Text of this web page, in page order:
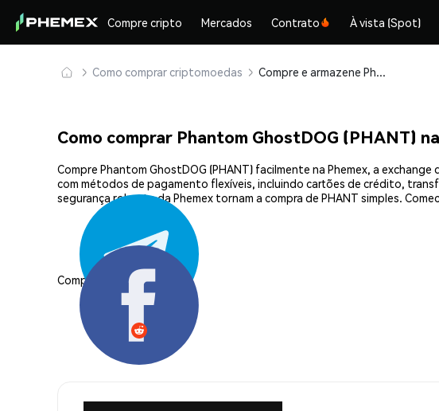
Compre cripto Mercados Contrato À vista (Spot)
Como comprar criptomoedas Compre e armazene Phantom GhostDOG (PHANT) com segurança
Como comprar Phantom GhostDOG (PHANT)
Compre Phantom GhostDOG (PHANT) facilmente na Phemex, a
com métodos de pagamento flexíveis, incluindo cartões de crédito,
segurança robusta da Phemex tornam a compra de PHANT simples.
Compartilhar: